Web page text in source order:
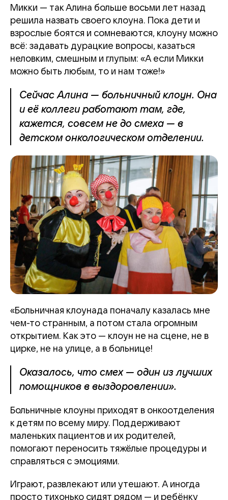
Микки — так Алина больше восьми лет назад
решила назвать своего клоуна. Пока дети и
взрослые боятся и сомневаются, клоуну можно
всё: задавать дурацкие вопросы, казаться
неловким, смешным и глупым: «А если Микки
можно быть любым, то и нам тоже!»
Сейчас Алина — больничный клоун. Она
и её коллеги работают там, где,
кажется, совсем не до смеха — в
детском онкологическом отделении.
«Больничная клоунада поначалу казалась мне
чем-то странным, а потом стала огромным
открытием. Как это — клоун не на сцене, не в
цирке, не на улице, а в больнице!
Оказалось, что смех — один из лучших
помощников в выздоровлении».
Больничные клоуны приходят в онкоотделения
к детям по всему миру. Поддерживают
маленьких пациентов и их родителей,
помогают переносить тяжёлые процедуры и
справляться с эмоциями.
Играют, развлекают или утешают. А иногда
просто тихонько сидят рядом — и ребёнку